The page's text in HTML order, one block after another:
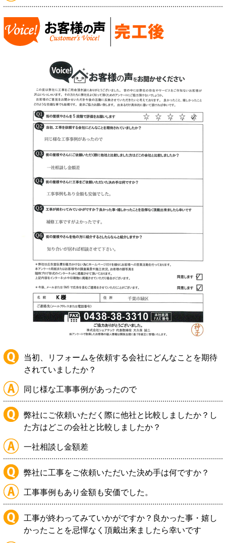
当初、リフォームを依頼する会社にどんなことを期待
されていましたか？
同じ様な工事事例があったので
弊社にご依頼いただく際に他社と比較しましたか？し
た方はどこの会社と比較しましたか？
一社相談し金額差
弊社に工事をご依頼いただいた決め手は何ですか？
工事事例もあり金額も安価でした。
工事が終わってみていかがですか？良かった事・嬉し
かったことを忌憚なく頂戴出来ましたら幸いです